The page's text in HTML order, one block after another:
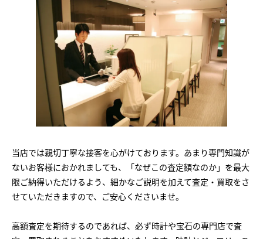
当店では親切丁寧な接客を心がけております。あまり専門知識が
ないお客様におかれましても、「なぜこの査定額なのか」を最大
限ご納得いただけるよう、細かなご説明を加えて査定・買取をさ
せていただきますので、ご安心くださいませ。
高額査定を期待するのであれば、必ず時計や宝石の専門店で査